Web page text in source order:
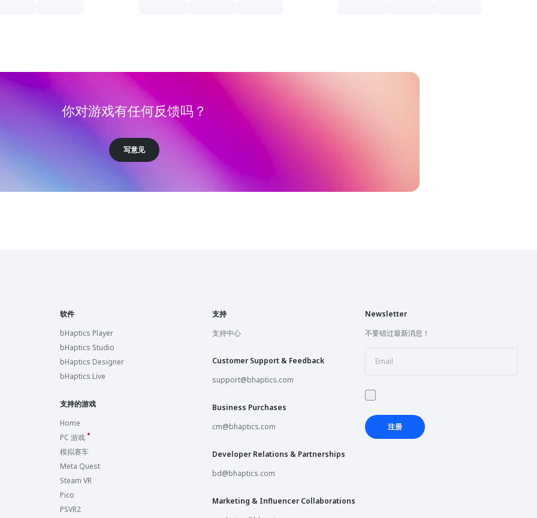
你对游戏有任何反馈吗？
写意见
软件
bHaptics Player
bHaptics Studio
bHaptics Designer
bHaptics Live
支持的游戏
Home
PC 游戏
模拟赛车
Meta Quest
Steam VR
Pico
PSVR2
支持
支持中心
Customer Support & Feedback
support@bhaptics.com
Business Purchases
cm@bhaptics.com
Developer Relations & Partnerships
bd@bhaptics.com
Marketing & Influencer Collaborations
Newsletter
不要错过最新消息！
注册